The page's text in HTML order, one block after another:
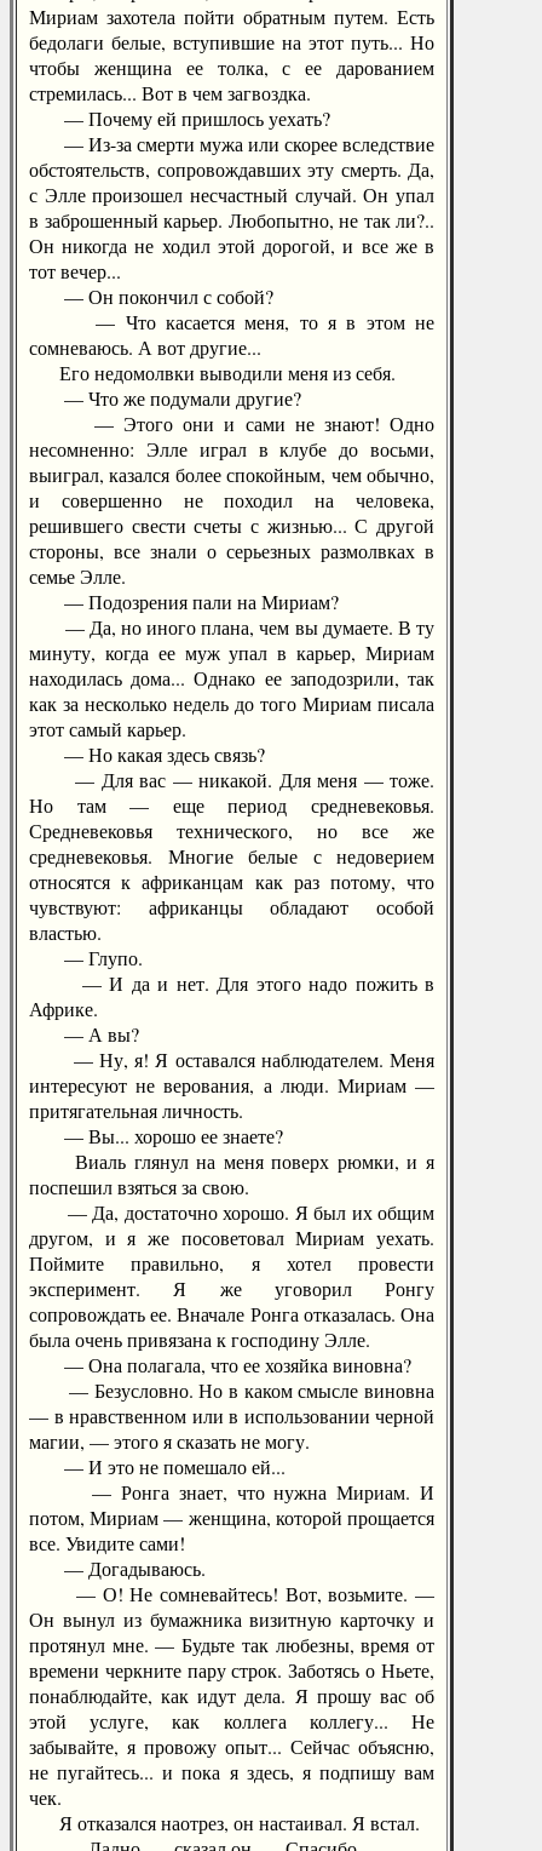
Мириам захотела пойти обратным путем. Есть
бедолаги белые, вступившие на этот путь... Но
чтобы женщина ее толка, с ее дарованием
стремилась... Вот в чем загвоздка.
— Почему ей пришлось уехать?
— Из-за смерти мужа или скорее вследствие
обстоятельств, сопровождавших эту смерть. Да,
с Элле произошел несчастный случай. Он упал
в заброшенный карьер. Любопытно, не так ли?..
Он никогда не ходил этой дорогой, и все же в
тот вечер...
— Он покончил с собой?
— Что касается меня, то я в этом не
сомневаюсь. А вот другие...
Его недомолвки выводили меня из себя.
— Что же подумали другие?
— Этого они и сами не знают! Одно
несомненно: Элле играл в клубе до восьми,
выиграл, казался более спокойным, чем обычно,
и совершенно не походил на человека,
решившего свести счеты с жизнью... С другой
стороны, все знали о серьезных размолвках в
семье Элле.
— Подозрения пали на Мириам?
— Да, но иного плана, чем вы думаете. В ту
минуту, когда ее муж упал в карьер, Мириам
находилась дома... Однако ее заподозрили, так
как за несколько недель до того Мириам писала
этот самый карьер.
— Но какая здесь связь?
— Для вас — никакой. Для меня — тоже.
Но там — еще период средневековья.
Средневековья технического, но все же
средневековья. Многие белые с недоверием
относятся к африканцам как раз потому, что
чувствуют: африканцы обладают особой
властью.
— Глупо.
— И да и нет. Для этого надо пожить в
Африке.
— А вы?
— Ну, я! Я оставался наблюдателем. Меня
интересуют не верования, а люди. Мириам —
притягательная личность.
— Вы... хорошо ее знаете?
Виаль глянул на меня поверх рюмки, и я
поспешил взяться за свою.
— Да, достаточно хорошо. Я был их общим
другом, и я же посоветовал Мириам уехать.
Поймите правильно, я хотел провести
эксперимент. Я же уговорил Ронгу
сопровождать ее. Вначале Ронга отказалась. Она
была очень привязана к господину Элле.
— Она полагала, что ее хозяйка виновна?
— Безусловно. Но в каком смысле виновна
— в нравственном или в использовании черной
магии, — этого я сказать не могу.
— И это не помешало ей...
— Ронга знает, что нужна Мириам. И
потом, Мириам — женщина, которой прощается
все. Увидите сами!
— Догадываюсь.
— О! Не сомневайтесь! Вот, возьмите. —
Он вынул из бумажника визитную карточку и
протянул мне. — Будьте так любезны, время от
времени черкните пару строк. Заботясь о Ньете,
понаблюдайте, как идут дела. Я прошу вас об
этой услуге, как коллега коллегу... Не
забывайте, я провожу опыт... Сейчас объясню,
не пугайтесь... и пока я здесь, я подпишу вам
чек.
Я отказался наотрез, он настаивал. Я встал.